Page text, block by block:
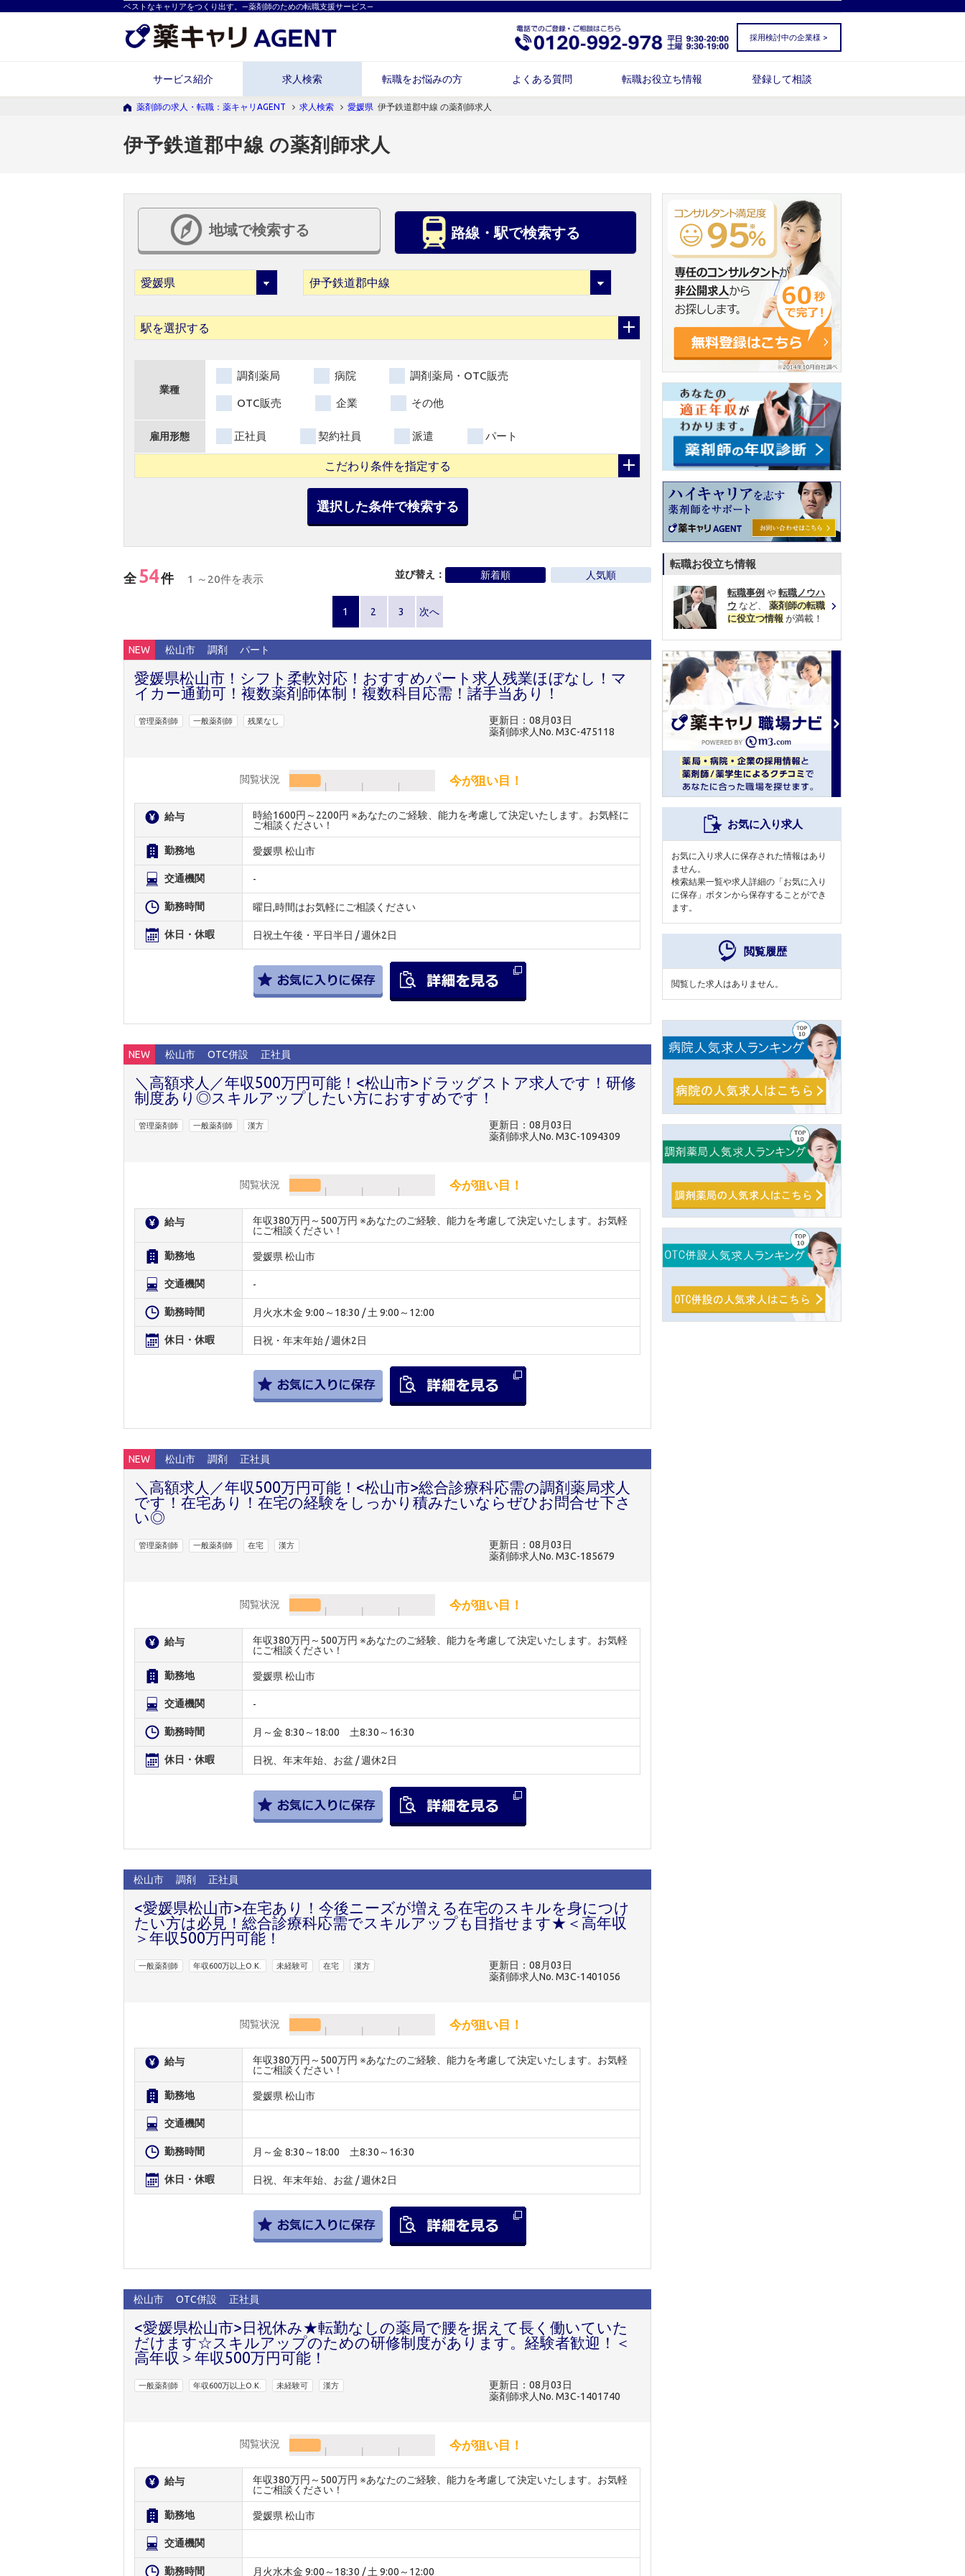
ベストなキャリアをつくり出す。―薬剤師のための転職支援サービス―
採用検討中の企業様 >
サービス紹介 求人検索 転職をお悩みの方 よくある質問 転職お役立ち情報 登録して相談
薬剤師の求人・転職：薬キャリAGENT 求人検索 愛媛県 伊予鉄道郡中線 の薬剤師求人
伊予鉄道郡中線 の薬剤師求人
地域で検索する 路線・駅で検索する
駅を選択する
業種
調剤薬局 病院 調剤薬局・OTC販売
OTC販売 企業 その他
雇用形態 正社員 契約社員 派遣 パート
こだわり条件を指定する
選択した条件で検索する
全 54件 1 ～20件を表示 並び替え： 新着順 人気順
1 2 3 次へ
NEW 松山市 調剤 パート
愛媛県松山市！シフト柔軟対応！おすすめパート求人残業ほぼなし！マ
イカー通勤可！複数薬剤師体制！複数科目応需！諸手当あり！
管理薬剤師 一般薬剤師 残業なし
更新日：08月03日
薬剤師求人No. M3C-475118
閲覧状況 今が狙い目！
給与
時給1600円～2200円 ※あなたのご経験、能力を考慮して決定いたします。お気軽に
ご相談ください！
勤務地 愛媛県 松山市
交通機関 -
勤務時間 曜日,時間はお気軽にご相談ください
休日・休暇 日祝土午後・平日半日 / 週休2日
NEW 松山市 OTC併設 正社員
＼高額求人／年収500万円可能！<松山市>ドラッグストア求人です！研修
制度あり◎スキルアップしたい方におすすめです！
管理薬剤師 一般薬剤師 漢方
更新日：08月03日
薬剤師求人No. M3C-1094309
閲覧状況 今が狙い目！
給与
年収380万円～500万円 ※あなたのご経験、能力を考慮して決定いたします。お気軽
にご相談ください！
勤務地 愛媛県 松山市
交通機関 -
勤務時間 月火水木金 9:00～18:30 / 土 9:00～12:00
休日・休暇 日祝・年末年始 / 週休2日
NEW 松山市 調剤 正社員
＼高額求人／年収500万円可能！<松山市>総合診療科応需の調剤薬局求人
です！在宅あり！在宅の経験をしっかり積みたいならぜひお問合せ下さ
い◎
管理薬剤師 一般薬剤師 在宅 漢方
更新日：08月03日
薬剤師求人No. M3C-185679
閲覧状況 今が狙い目！
給与
年収380万円～500万円 ※あなたのご経験、能力を考慮して決定いたします。お気軽
にご相談ください！
勤務地 愛媛県 松山市
交通機関 -
勤務時間 月～金 8:30～18:00 土8:30～16:30
休日・休暇 日祝、年末年始、お盆 / 週休2日
松山市 調剤 正社員
<愛媛県松山市>在宅あり！今後ニーズが増える在宅のスキルを身につけ
たい方は必見！総合診療科応需でスキルアップも目指せます★＜高年収
＞年収500万円可能！
一般薬剤師 年収600万以上O.K. 未経験可 在宅 漢方
更新日：08月03日
薬剤師求人No. M3C-1401056
閲覧状況 今が狙い目！
給与
年収380万円～500万円 ※あなたのご経験、能力を考慮して決定いたします。お気軽
にご相談ください！
勤務地 愛媛県 松山市
交通機関
勤務時間 月～金 8:30～18:00 土8:30～16:30
休日・休暇 日祝、年末年始、お盆 / 週休2日
松山市 OTC併設 正社員
<愛媛県松山市>日祝休み★転勤なしの薬局で腰を据えて長く働いていた
だけます☆スキルアップのための研修制度があります。経験者歓迎！＜
高年収＞年収500万円可能！
一般薬剤師 年収600万以上O.K. 未経験可 漢方
更新日：08月03日
薬剤師求人No. M3C-1401740
閲覧状況 今が狙い目！
給与
年収380万円～500万円 ※あなたのご経験、能力を考慮して決定いたします。お気軽
にご相談ください！
勤務地 愛媛県 松山市
交通機関
勤務時間 月火水木金 9:00～18:30 / 土 9:00～12:00
転職お役立ち情報
転職事例 や 転職ノウハ
ウ など、 薬剤師の転職
に役立つ情報 が満載！
お気に入り求人
お気に入り求人に保存された情報はあり
ません。
検索結果一覧や求人詳細の「お気に入り
に保存」ボタンから保存することができ
ます。
閲覧履歴
閲覧した求人はありません。